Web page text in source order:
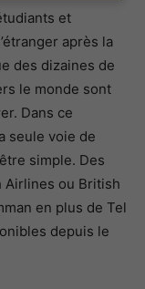
et
après la
des dizaines de
le monde sont
Dans ce
seule voie de
simple. Des
Airlines ou British
en plus de Tel
depuis le